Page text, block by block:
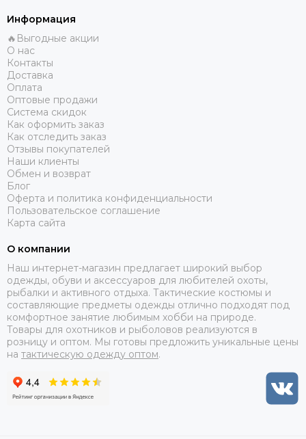
Информация
🔥Выгодные акции
О нас
Контакты
Доставка
Оплата
Оптовые продажи
Система скидок
Как оформить заказ
Как отследить заказ
Отзывы покупателей
Наши клиенты
Обмен и возврат
Блог
Оферта и политика конфиденциальности
Пользовательское соглашение
Карта сайта
О компании
Наш интернет-магазин предлагает широкий выбор
одежды, обуви и аксессуаров для любителей охоты,
рыбалки и активного отдыха. Тактические костюмы и
составляющие предметы одежды отлично подходят под
комфортное занятие любимым хобби на природе.
Товары для охотников и рыболовов реализуются в
розницу и оптом. Мы готовы предложить уникальные цены
на тактическую одежду оптом.